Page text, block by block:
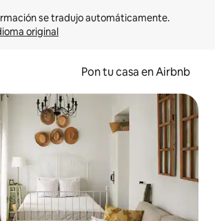
original
Pon tu casa en Airbnb